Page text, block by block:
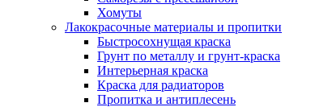
Хомуты
Лакокрасочные материалы и пропитки
Быстросохнущая краска
Грунт по металлу и грунт-краска
Интерьерная краска
Краска для радиаторов
Пропитка и антиплесень